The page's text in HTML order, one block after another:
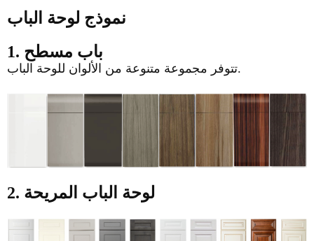
نموذج لوحة الباب
1. باب مسطح
تتوفر مجموعة متنوعة من الألوان للوحة الباب.
2. لوحة الباب المريحة